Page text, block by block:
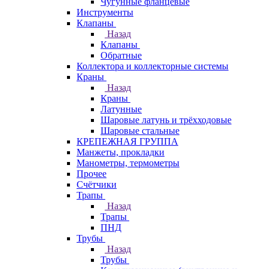
Инструменты
Клапаны
Назад
Клапаны
Обратные
Коллектора и коллекторные системы
Краны
Назад
Краны
Латунные
Шаровые латунь и трёхходовые
Шаровые стальные
КРЕПЕЖНАЯ ГРУППА
Манжеты, прокладки
Манометры, термометры
Прочее
Счётчики
Трапы
Назад
Трапы
ПНД
Трубы
Назад
Трубы